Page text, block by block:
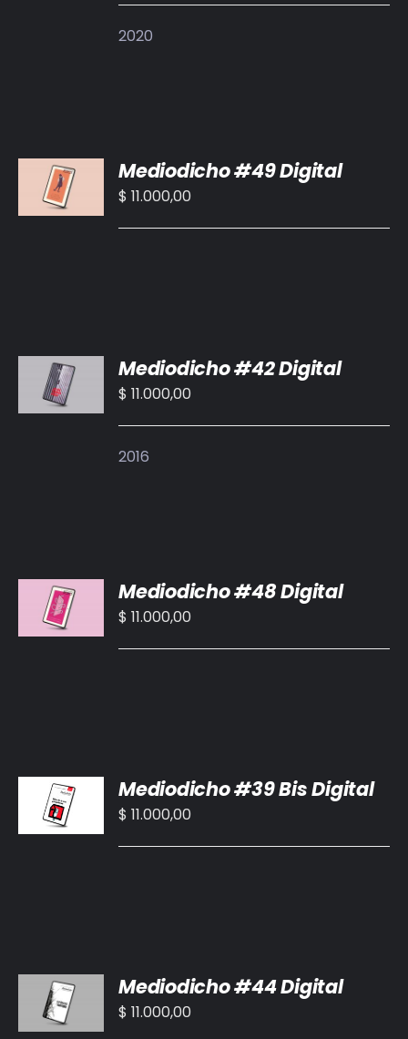
2020
AL
CARRITO
/
Mediodicho #49 Digital
$ 11.000,00
AL
CARRITO
/
Mediodicho #42 Digital
$ 11.000,00
2016
AL
CARRITO
/
Mediodicho #48 Digital
$ 11.000,00
AL
CARRITO
/
Mediodicho #39 Bis Digital
$ 11.000,00
AL
CARRITO
/
Mediodicho #44 Digital
$ 11.000,00